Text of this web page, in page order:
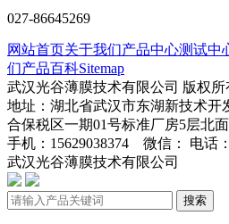
027-86645269
网站首页关于我们产品中心测试中
们产品百科Sitemap
武汉光谷薄膜技术有限公司 版权所
地址：湖北省武汉市东湖新技术开
合保税区一期01号标准厂房5层北
手机：15629038374 微信： 电话
武汉光谷薄膜技术有限公司
搜索